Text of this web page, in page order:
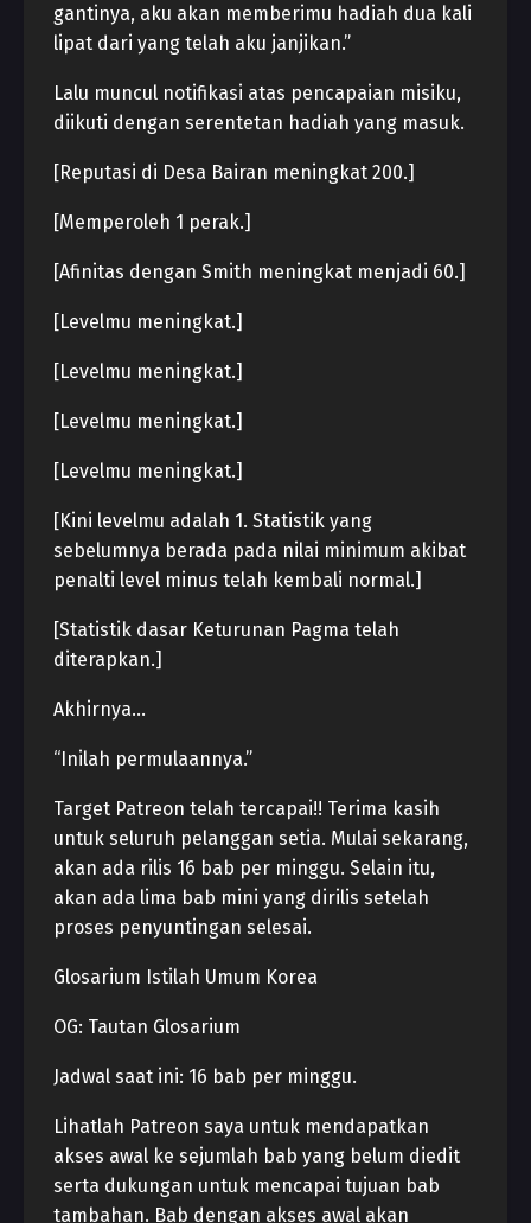
gantinya, aku akan memberimu hadiah dua kali
lipat dari yang telah aku janjikan.”
Lalu muncul notifikasi atas pencapaian misiku,
diikuti dengan serentetan hadiah yang masuk.
[Reputasi di Desa Bairan meningkat 200.]
[Memperoleh 1 perak.]
[Afinitas dengan Smith meningkat menjadi 60.]
[Levelmu meningkat.]
[Levelmu meningkat.]
[Levelmu meningkat.]
[Levelmu meningkat.]
[Kini levelmu adalah 1. Statistik yang
sebelumnya berada pada nilai minimum akibat
penalti level minus telah kembali normal.]
[Statistik dasar Keturunan Pagma telah
diterapkan.]
Akhirnya…
“Inilah permulaannya.”
Target Patreon telah tercapai!! Terima kasih
untuk seluruh pelanggan setia. Mulai sekarang,
akan ada rilis 16 bab per minggu. Selain itu,
akan ada lima bab mini yang dirilis setelah
proses penyuntingan selesai.
Glosarium Istilah Umum Korea
OG: Tautan Glosarium
Jadwal saat ini: 16 bab per minggu.
Lihatlah Patreon saya untuk mendapatkan
akses awal ke sejumlah bab yang belum diedit
serta dukungan untuk mencapai tujuan bab
tambahan. Bab dengan akses awal akan